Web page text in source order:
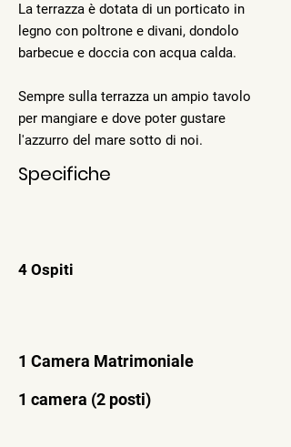
La terrazza è dotata di un porticato in
legno con poltrone e divani, dondolo
barbecue e doccia con acqua calda.
Sempre sulla terrazza un ampio tavolo
per mangiare e dove poter gustare
l'azzurro del mare sotto di noi.
Specifiche
4 Ospiti
1 Camera Matrimoniale
1 camera (2 posti)